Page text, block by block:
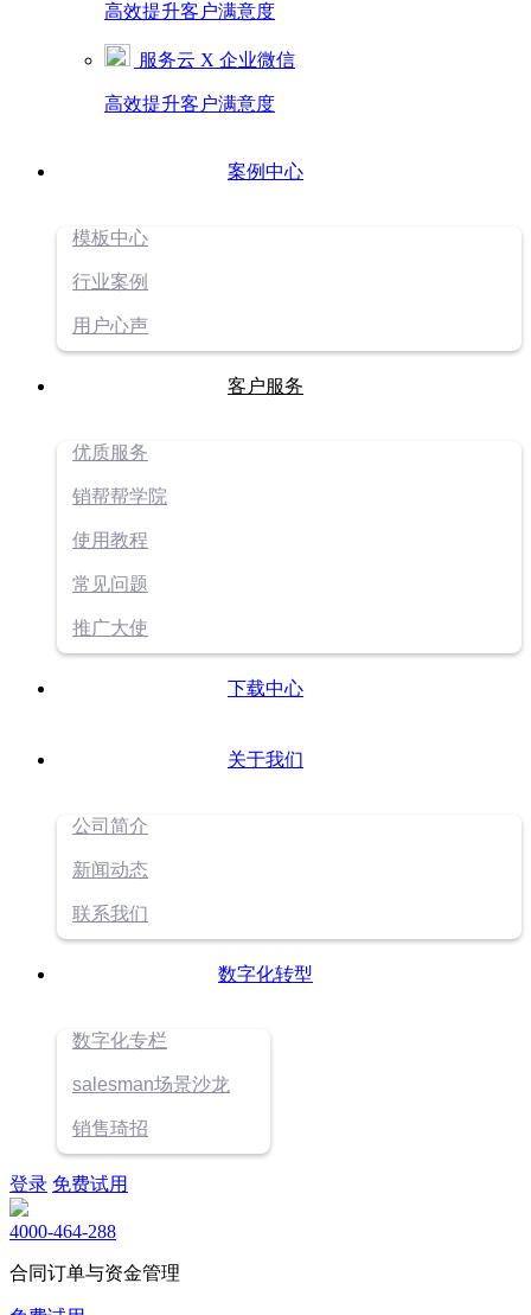
高效提升客户满意度
服务云 X 企业微信
高效提升客户满意度
案例中心
模板中心
行业案例
用户心声
客户服务
优质服务
销帮帮学院
使用教程
常见问题
推广大使
下载中心
关于我们
公司简介
新闻动态
联系我们
数字化转型
数字化专栏
salesman场景沙龙
销售琦招
登录 免费试用
4000-464-288
合同订单与资金管理